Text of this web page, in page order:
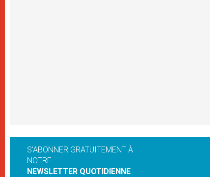
S'ABONNER GRATUITEMENT À
NOTRE
NEWSLETTER QUOTIDIENNE